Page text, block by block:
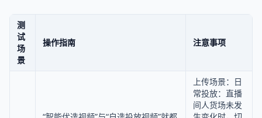
测
试
场
景
操作指南 注意事项
上传场景：日
常投放：直播
间人货场未发